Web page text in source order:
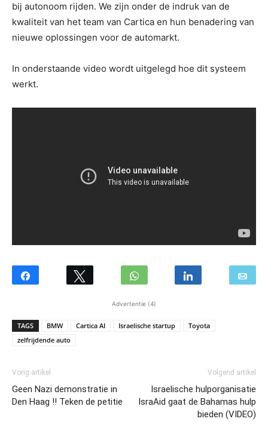
bij autonoom rijden. We zijn onder de indruk van de
kwaliteit van het team van Cartica en hun benadering van
nieuwe oplossingen voor de automarkt.
In onderstaande video wordt uitgelegd hoe dit systeem
werkt.
Advertentie (4)
TAGS BMW Cartica AI Israelische startup
Toyota
zelfrijdende auto
Vorig artikel
Geen Nazi demonstratie in
Den Haag !! Teken de petitie
Volgend artikel
Israelische hulporganisatie
IsraAid gaat de Bahamas hulp
bieden (VIDEO)